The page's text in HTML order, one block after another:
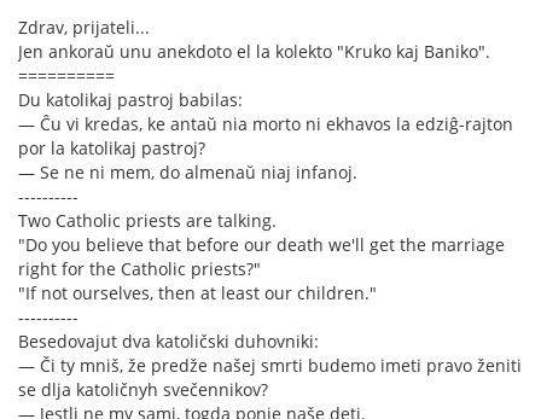
Zdrav, prijateli...
Jen ankoraŭ unu anekdoto el la kolekto "Kruko kaj Baniko".
==========
Du katolikaj pastroj babilas:
— Ĉu vi kredas, ke antaŭ nia morto ni ekhavos la edziĝ-rajton
por la katolikaj pastroj?
— Se ne ni mem, do almenaŭ niaj infanoj.
----------
Two Catholic priests are talking.
"Do you believe that before our death we'll get the marriage
right for the Catholic priests?"
"If not ourselves, then at least our children."
----------
Besedovajut dva katoličski duhovniki:
— Či ty mniš, že predže našej smrti budemo imeti pravo ženiti
se dlja katoličnyh svečennikov?
— Jestli ne my sami, togda ponje naše deti.